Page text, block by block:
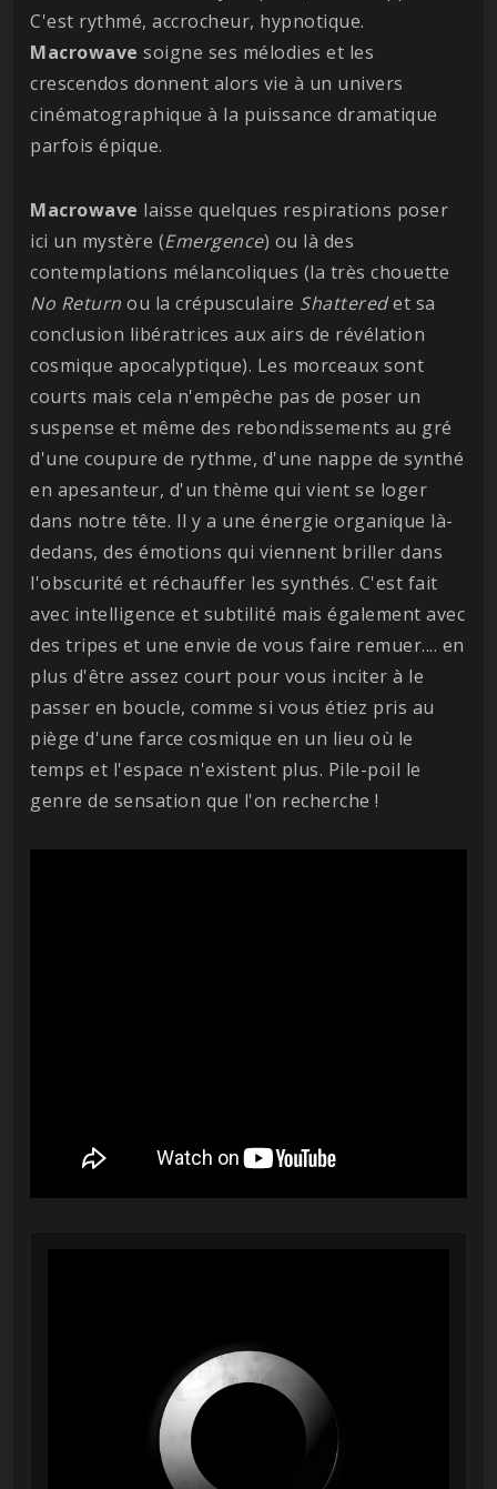
C'est rythmé, accrocheur, hypnotique.
Macrowave soigne ses mélodies et les
crescendos donnent alors vie à un univers
cinématographique à la puissance dramatique
parfois épique.
Macrowave laisse quelques respirations poser
ici un mystère (Emergence) ou là des
contemplations mélancoliques (la très chouette
No Return ou la crépusculaire Shatteredet sa
conclusion libératrices aux airs de révélation
cosmique apocalyptique). Les morceaux sont
courts mais cela n'empêche pas de poser un
suspense et même des rebondissements au gré
d'une coupure de rythme, d'une nappe de synthé
en apesanteur, d'un thème qui vient se loger
dans notre tête. Il y a une énergie organique là-
dedans, des émotions qui viennent briller dans
l'obscurité et réchauffer les synthés. C'est fait
avec intelligence et subtilité mais également avec
des tripes et une envie de vous faire remuer.... en
plus d'être assez court pour vous inciter à le
passer en boucle, comme si vous étiez pris au
piège d'une farce cosmique en un lieu où le
temps et l'espace n'existent plus. Pile-poil le
genre de sensation que l'on recherche !